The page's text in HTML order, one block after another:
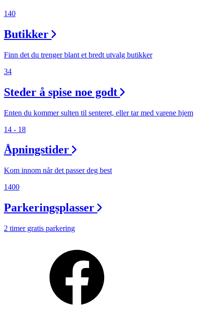
Ledige stillinger
Magasin
Gavekort
140
Butikker
Finn det du trenger blant et bredt utvalg butikker
34
Steder å spise noe godt
Enten du kommer sulten til senteret, eller tar med varene hjem
14 - 18
Åpningstider
Kom innom når det passer deg best
1400
Parkeringsplasser
2 timer gratis parkering